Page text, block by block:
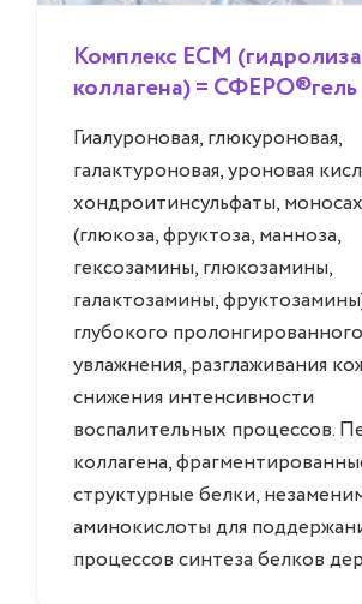
Комплекс ECM
коллагена) = СФЕРО®гель
Гиалуроновая, глюкуроновая,
галактуроновая, уроновая
хондроитинсульфаты,
(глюкоза, фруктоза, манноза,
гексозамины, глюкозамины,
галактозамины,
глубокого пролонгированного
увлажнения, разглаживания
снижения интенсивности
воспалительных процессов.
коллагена,
структурные белки,
аминокислоты для
процессов синтеза белков